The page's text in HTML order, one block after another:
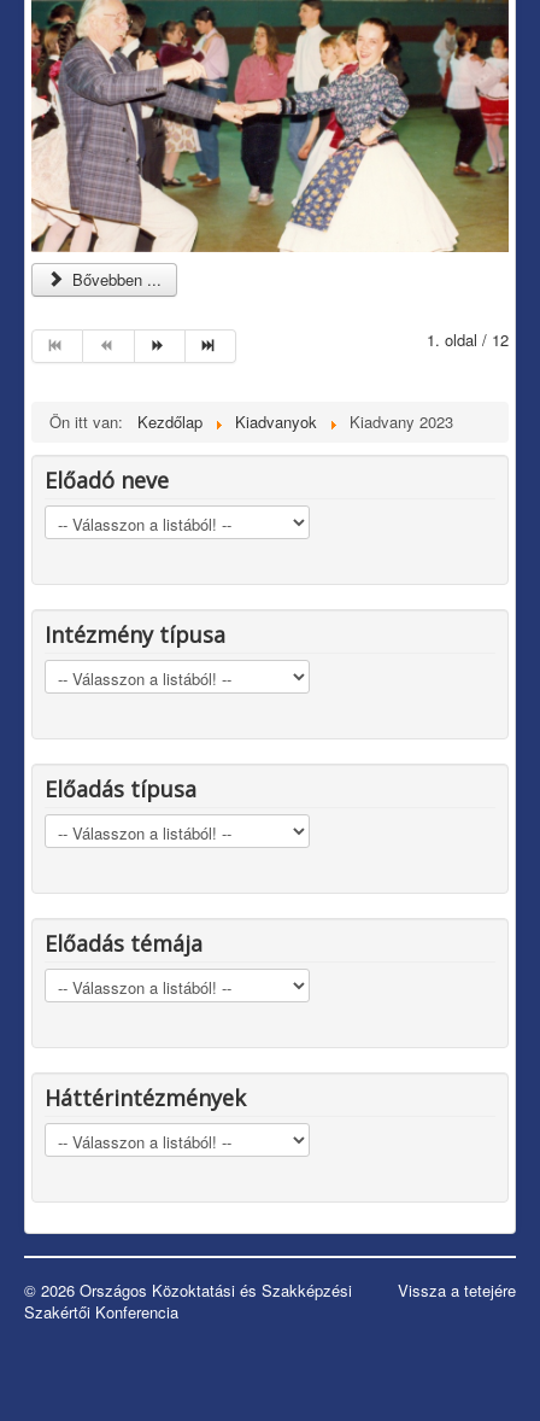
Bővebben ...
1. oldal / 12
Ön itt van: Kezdőlap Kiadvanyok Kiadvany 2023
Előadó neve
Intézmény típusa
Előadás típusa
Előadás témája
Háttérintézmények
Vissza a tetejére
© 2026 Országos Közoktatási és Szakképzési
Szakértői Konferencia